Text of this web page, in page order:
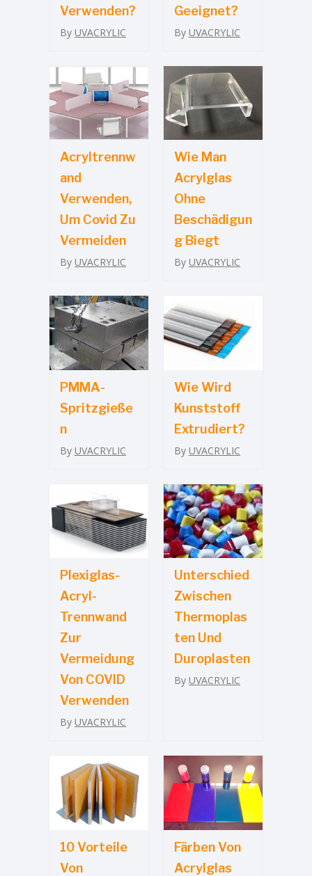
Verwenden?
By UVACRYLIC
Geeignet?
By UVACRYLIC
Acryltrennw
And
Verwenden,
Um Covid Zu
Vermeiden
By UVACRYLIC
Wie Man
Acrylglas
Ohne
Beschädigun
G Biegt
By UVACRYLIC
PMMA-
Spritzgieße
N
By UVACRYLIC
Wie Wird
Kunststoff
Extrudiert?
By UVACRYLIC
Plexiglas-
Acryl-
Trennwand
Zur
Vermeidung
Von COVID
Verwenden
By UVACRYLIC
Unterschied
Zwischen
Thermoplas
Ten Und
Duroplasten
By UVACRYLIC
10 Vorteile
Von
Färben Von
Acrylglas